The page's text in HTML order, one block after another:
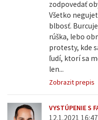
zodpovedať
Všetko
blbosť.
rúška, lebo
protesty, kde
ľudí, ktorí sa
len...
Zobrazit prepis
VYSTÚPENIE S
12.1.2021